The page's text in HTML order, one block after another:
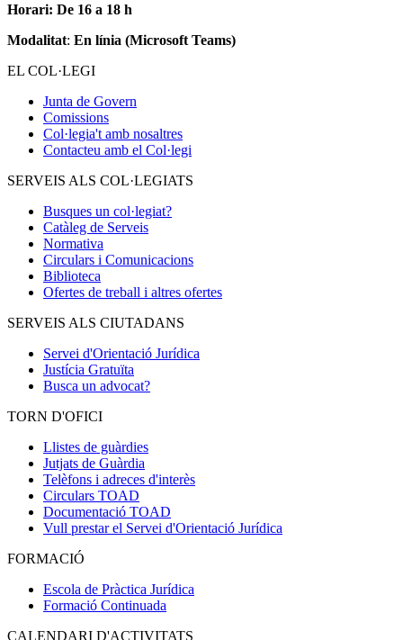
Horari: De 16 a 18 h
Modalitat: En línia (Microsoft Teams)
EL COL·LEGI
Junta de Govern
Comissions
Col·legia't amb nosaltres
Contacteu amb el Col·legi
SERVEIS ALS COL·LEGIATS
Busques un col·legiat?
Catàleg de Serveis
Normativa
Circulars i Comunicacions
Biblioteca
Ofertes de treball i altres ofertes
SERVEIS ALS CIUTADANS
Servei d'Orientació Jurídica
Justícia Gratuïta
Busca un advocat?
TORN D'OFICI
Llistes de guàrdies
Jutjats de Guàrdia
Telèfons i adreces d'interès
Circulars TOAD
Documentació TOAD
Vull prestar el Servei d'Orientació Jurídica
FORMACIÓ
Escola de Pràctica Jurídica
Formació Continuada
CALENDARI D'ACTIVITATS